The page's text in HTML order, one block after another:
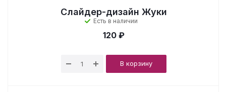
Слайдер-дизайн Жуки
Есть в наличии
120 ₽
В корзину